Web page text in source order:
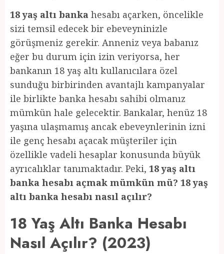
18 yaş altı banka hesabı açarken, öncelikle
sizi temsil edecek bir ebeveyninizle
görüşmeniz gerekir. Anneniz veya babanız
eğer bu durum için izin veriyorsa, her
bankanın 18 yaş altı kullanıcılara özel
sunduğu birbirinden avantajlı kampanyalar
ile birlikte banka hesabı sahibi olmanız
mümkün hale gelecektir. Bankalar, henüz 18
yaşına ulaşmamış ancak ebeveynlerinin izni
ile genç hesabı açacak müşteriler için
özellikle vadeli hesaplar konusunda büyük
ayrıcalıklar tanımaktadır. Peki, 18 yaş altı
banka hesabı açmak mümkün mü? 18 yaş
altı banka hesabı nasıl açılır?
18 Yaş Altı Banka Hesabı
Nasıl Açılır? (2023)